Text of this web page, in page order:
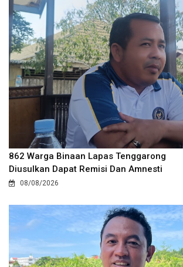
862 Warga Binaan Lapas Tenggarong
Diusulkan Dapat Remisi Dan Amnesti
08/08/2026